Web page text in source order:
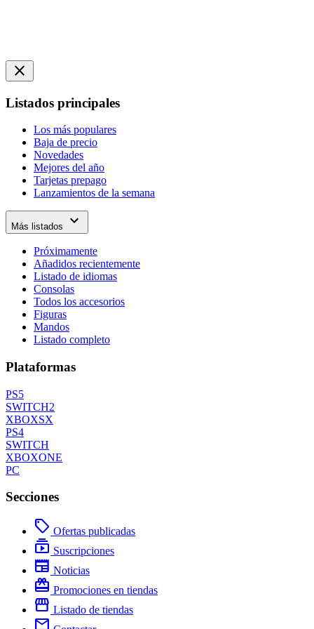
close
Listados principales
Los más populares
Baja de precio
Novedades
Mejores del año
Tarjetas prepago
Lanzamientos de la semana
Más listados expand_more
Próximamente
Añadidos recientemente
Listado de idiomas
Consolas
Todos los accesorios
Figuras
Mandos
Listado completo
Plataformas
PS5
SWITCH2
XBOXSX
PS4
SWITCH
XBOXONE
PC
Secciones
local_offer Ofertas publicadas
subscriptions Suscripciones
newspaper Noticias
redeem Promociones en tiendas
storefront Listado de tiendas
mail